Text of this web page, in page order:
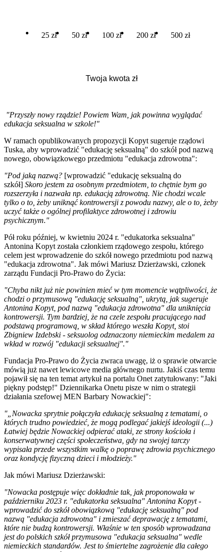
25 zł 50 zł 100 zł 200 zł 500 zł
"Przyszły nowy rządzie! Powiem Wam, jak powinna wyglądać
edukacja seksualna w szkole!"
W ramach opublikowanych propozycji Kopyt sugeruje rządowi
Tuska, aby wprowadzić "edukację seksualną" do szkół pod nazwą
nowego, obowiązkowego przedmiotu "edukacja zdrowotna":
"Pod jaką nazwą? [wprowadzić "edukację seksualną do
szkół] Skoro jestem za osobnym przedmiotem, to chętnie bym go
rozszerzyła i nazwała np. edukacją zdrowotną. Nie chodzi wcale
tylko o to, żeby uniknąć kontrowersji z powodu nazwy, ale o to, żeby
uczyć także o ogólnej profilaktyce zdrowotnej i zdrowiu
psychicznym."
Pół roku później, w kwietniu 2024 r. "edukatorka seksualna"
Antonina Kopyt została członkiem rządowego zespołu, którego
celem jest wprowadzenie do szkół nowego przedmiotu pod nazwą
"edukacja zdrowotna". Jak mówi Mariusz Dzierżawski, członek
zarządu Fundacji Pro-Prawo do Życia:
"Chyba nikt już nie powinien mieć w tym momencie wątpliwości, że
chodzi o przymusową "edukację seksualną", ukrytą, jak sugeruje
Antonina Kopyt, pod nazwą "edukacja zdrowotna" dla uniknięcia
kontrowersji. Tym bardziej, że na czele zespołu pracującego nad
podstawą programową, w skład którego weszła Kopyt, stoi
Zbigniew Izdebski - seksuolog odznaczony niemieckim medalem za
wkład w rozwój "edukacji seksualnej"."
Fundacja Pro-Prawo do Życia zwraca uwagę, iż o sprawie otwarcie
mówią już nawet lewicowe media głównego nurtu. Jakiś czas temu
pojawił się na ten temat artykuł na portalu Onet zatytułowany: "Jaki
piękny podstęp!" Dziennikarka Onetu pisze w nim o strategii
działania szefowej MEN Barbary Nowackiej":
"„Nowacka sprytnie połączyła edukację seksualną z tematami, o
których trudno powiedzieć, że mogą podlegać jakiejś ideologii (...)
Łatwiej będzie Nowackiej odpierać ataki, ze strony kościoła i
konserwatywnej części społeczeństwa, gdy na swojej tarczy
wypisała przede wszystkim walkę o poprawę zdrowia psychicznego
oraz kondycję fizyczną dzieci i młodzieży."
Jak mówi Mariusz Dzierżawski:
"Nowacka postępuje więc dokładnie tak, jak proponowała w
październiku 2023 r. "edukatorka seksualna" Antonina Kopyt -
wprowadzić do szkół obowiązkową "edukację seksualną" pod
nazwą "edukacja zdrowotna" i zmieszać deprawację z tematami,
które nie budzą kontrowersji. Właśnie w ten sposób wprowadzana
jest do polskich szkół przymusowa "edukacja seksualna" wedle
niemieckich standardów. Jest to śmiertelne zagrożenie dla całego